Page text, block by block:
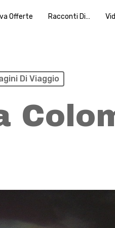
Offerte Racconti Di…
Di Viaggio